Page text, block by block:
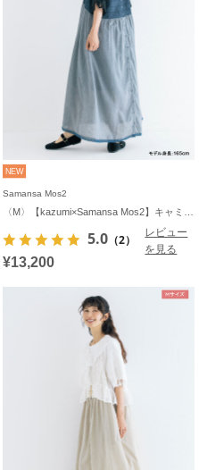
NEW
Samansa Mos2
5.0 （2）
レビュー
を見る
¥13,200